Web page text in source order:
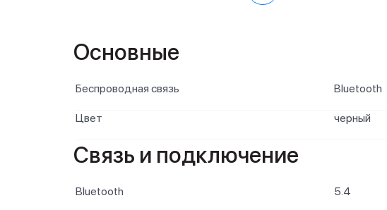
Основные
Беспроводная связь Bluetooth
Цвет черный
Связь и подключение
Bluetooth 5.4